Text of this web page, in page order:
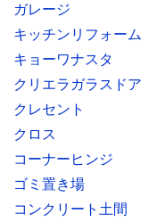
ガレージ
キッチンリフォーム
キョーワナスタ
クリエラガラスドア
クレセント
クロス
コーナーヒンジ
ゴミ置き場
コンクリート土間